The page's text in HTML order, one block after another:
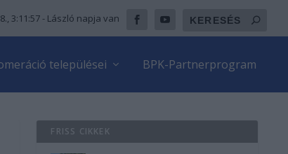
3:11:58 - László napja van
települései BPK-Partnerprogram
FRISS CIKKEK